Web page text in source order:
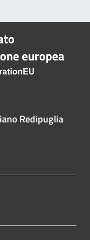
Redipuglia